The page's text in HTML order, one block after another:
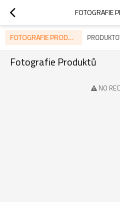
FOTOGRAFIE
FOTOGRAFIE PRODUKTŮ
Fotografie Produktů
NO